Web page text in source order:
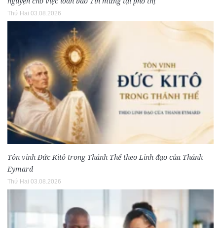
Thứ Hai 03.08.2026
Tôn vinh Đức Kitô trong Thánh Thể theo Linh đạo của Thánh
Eymard
Thứ Hai 03.08.2026